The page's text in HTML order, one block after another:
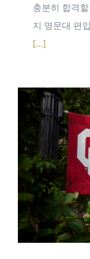
충분히 합격
지 명문대 편
[...]